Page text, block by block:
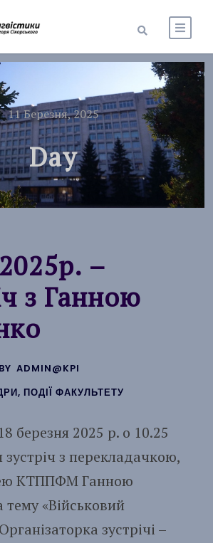
11 Березня, 2025
Day
–
з Ганною
BY ADMIN@KPI
, ПОДІЇ ФАКУЛЬТЕТУ
березня 2025 р. о 10.25
зустріч з перекладачкою,
КТППФМ Ганною
тему «Військовий
зустрічі –